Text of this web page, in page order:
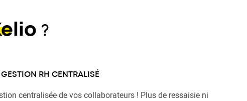
?
RH CENTRALISÉ
centralisée de vos collaborateurs ! Plus de ressaisie ni